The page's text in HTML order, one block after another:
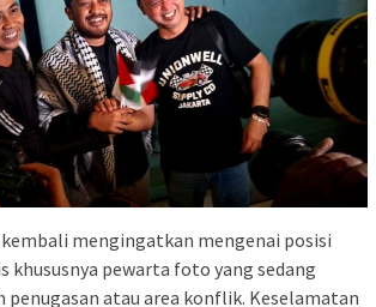
kembali mengingatkan mengenai posisi
khususnya pewarta foto yang sedang
penugasan atau area konflik. Keselamatan